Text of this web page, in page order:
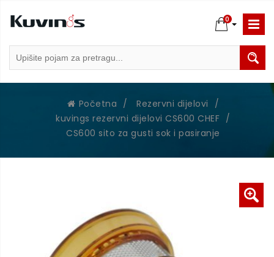
0
Početna / Rezervni dijelovi
/
kuvings rezervni dijelovi CS600 CHEF /
CS600 sito za gusti sok i pasiranje